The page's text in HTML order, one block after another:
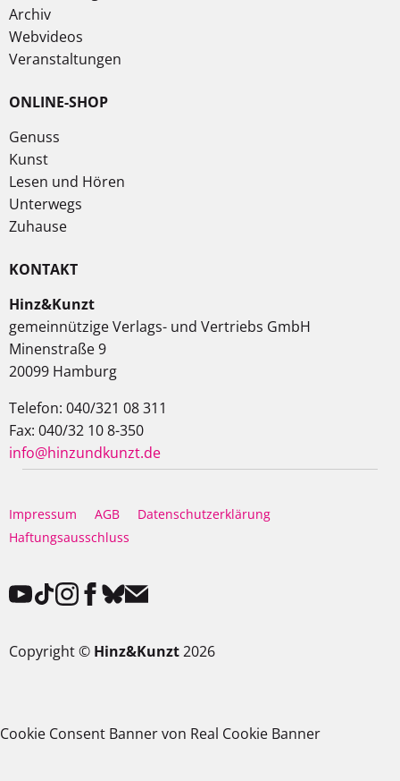
Archiv
Webvideos
Veranstaltungen
ONLINE-SHOP
Genuss
Kunst
Lesen und Hören
Unterwegs
Zuhause
KONTAKT
Hinz&Kunzt
gemeinnützige Verlags- und Vertriebs GmbH
Minenstraße 9
20099 Hamburg
Telefon: 040/321 08 311
Fax: 040/32 10 8-350
info@hinzundkunzt.de
Impressum AGB
Datenschutzerklärung
Haftungsausschluss
Copyright © Hinz&Kunzt2026
Cookie Consent Banner von Real Cookie Banner